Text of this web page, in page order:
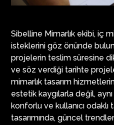
Sibelline Mimarlık ekibi, iç
isteklerini göz önünde
projelerin teslim süresine
ve söz verdiği tarihte
mimarlık tasarım
estetik kaygılarla değil,
konforlu ve kullanıcı odaklı
tasarımında, güncel